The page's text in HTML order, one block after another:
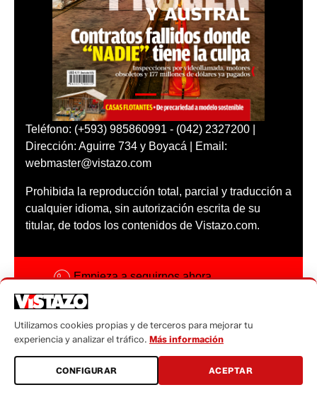
Teléfono: (+593) 985860991 - (042) 2327200 |
Dirección: Aguirre 734 y Boyacá | Email:
webmaster@vistazo.com
Prohibida la reproducción total, parcial y traducción a
cualquier idioma, sin autorización escrita de su
titular, de todos los contenidos de Vistazo.com.
Empieza a seguirnos ahora
Código ética
Sugerencias a:
sugerencias@vistazo.com
Utilizamos cookies propias y de terceros para mejorar tu
experiencia y analizar el tráfico. Más información
CONFIGURAR ACEPTAR